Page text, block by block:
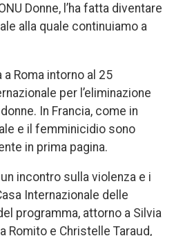
Donne, l’ha fatta diventare
alla quale continuiamo a
Roma intorno al 25
per l’eliminazione
In Francia, come in
e il femminicidio sono
in prima pagina.
incontro sulla violenza e i
Internazionale delle
programma, attorno a Silvia
Romito e Christelle Taraud,